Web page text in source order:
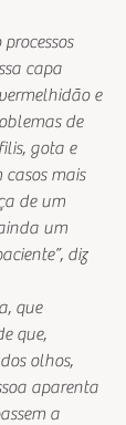
processos
capa
e
de
gota e
casos mais
de um
um
diz
que
que,
olhos,
aparenta
a